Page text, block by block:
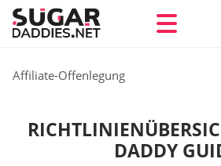
Affiliate-Offenlegung
DADDY